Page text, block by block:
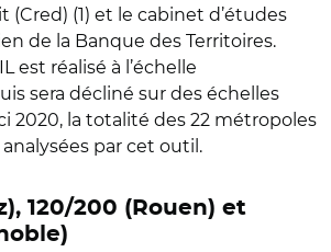
(1) et le cabinet d’études
de la Banque des Territoires.
est réalisé à l’échelle
sera décliné sur des échelles
2020, la totalité des 22 métropoles
par cet outil.
120/200 (Rouen) et